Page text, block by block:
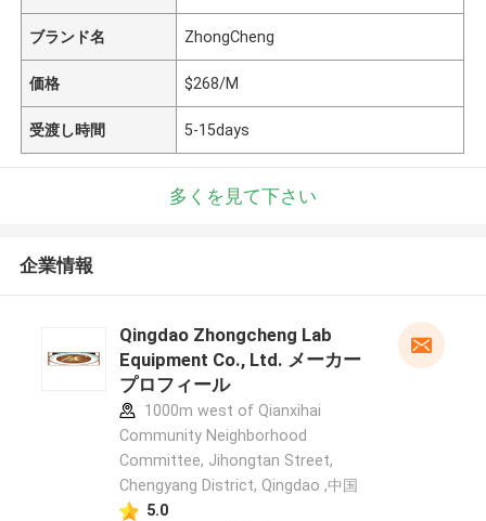
ブランド名 ZhongCheng
価格 $268/M
受渡し時間 5-15days
多くを見て下さい
企業情報
Qingdao Zhongcheng Lab
Equipment Co., Ltd. メーカー
プロフィール
1000m west of Qianxihai
Community Neighborhood
Committee, Jihongtan Street,
Chengyang District, Qingdao ,中国
5.0